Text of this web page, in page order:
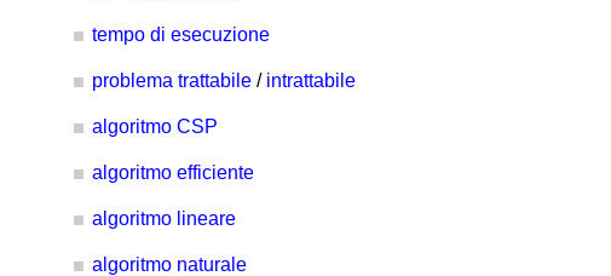
tempo di esecuzione
problema trattabile / intrattabile
algoritmo CSP
algoritmo efficiente
algoritmo lineare
algoritmo naturale